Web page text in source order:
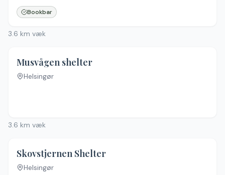
Bookbar
3.6 km væk
Musvågen shelter
Helsingør
3.6 km væk
Skovstjernen Shelter
Helsingør